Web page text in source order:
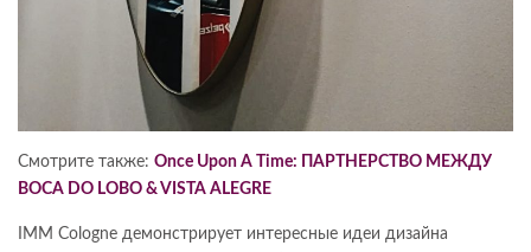
Смотрите также: Once Upon A Time: ПАРТНЕРСТВО МЕЖДУ
BOCA DO LOBO & VISTA ALEGRE
IMM Cologne демонстрирует интересные идеи дизайна